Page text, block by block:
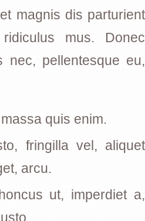
magnis dis parturient
mus. Donec
nec, pellentesque eu,
quis enim.
fringilla vel, aliquet
arcu.
ut, imperdiet a,